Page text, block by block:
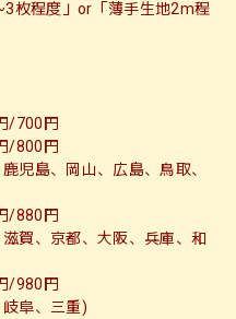
枚程度」or「薄手生地2m程
/700円
/800円
児島、岡山、広島、鳥取、
/880円
賀、京都、大阪、兵庫、和
/980円
阜、三重)